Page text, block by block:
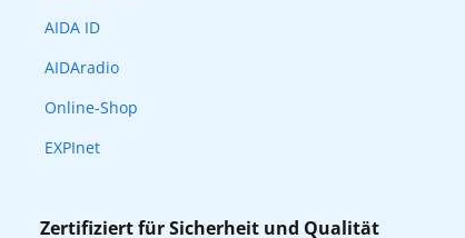
AIDA ID
AIDAradio
Online-Shop
EXPInet
Zertifiziert für Sicherheit und Qualität